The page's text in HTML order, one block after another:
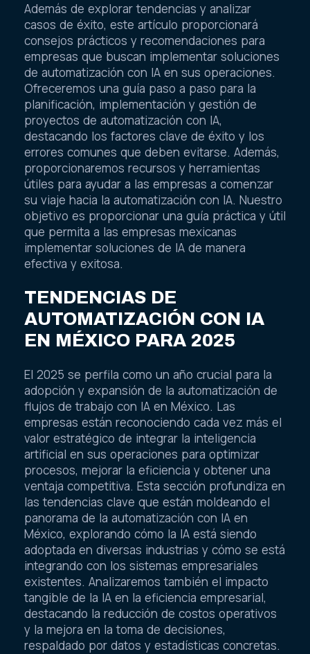
Además de explorar tendencias y analizar
casos de éxito, este artículo proporcionará
consejos prácticos y recomendaciones para
empresas que buscan implementar soluciones
de automatización con IA en sus operaciones.
Ofreceremos una guía paso a paso para la
planificación, implementación y gestión de
proyectos de automatización con IA,
destacando los factores clave de éxito y los
errores comunes que deben evitarse. Además,
proporcionaremos recursos y herramientas
útiles para ayudar a las empresas a comenzar
su viaje hacia la automatización con IA. Nuestro
objetivo es proporcionar una guía práctica y útil
que permita a las empresas mexicanas
implementar soluciones de IA de manera
efectiva y exitosa.
TENDENCIAS DE
AUTOMATIZACIÓN CON IA
EN MÉXICO PARA 2025
El 2025 se perfila como un año crucial para la
adopción y expansión de la automatización de
flujos de trabajo con IA en México. Las
empresas están reconociendo cada vez más el
valor estratégico de integrar la inteligencia
artificial en sus operaciones para optimizar
procesos, mejorar la eficiencia y obtener una
ventaja competitiva. Esta sección profundiza en
las tendencias clave que están moldeando el
panorama de la automatización con IA en
México, explorando cómo la IA está siendo
adoptada en diversas industrias y cómo se está
integrando con los sistemas empresariales
existentes. Analizaremos también el impacto
tangible de la IA en la eficiencia empresarial,
destacando la reducción de costos operativos
y la mejora en la toma de decisiones,
respaldado por datos y estadísticas concretas.